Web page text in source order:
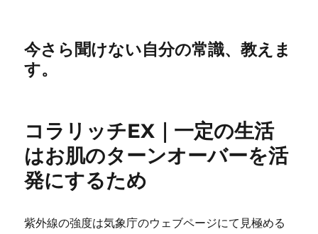
今さら聞けない自分の常識、教えま
す。
コラリッチEX｜一定の生活
はお肌のターンオーバーを活
発にするため
紫外線の強度は気象庁のウェブページにて見極める